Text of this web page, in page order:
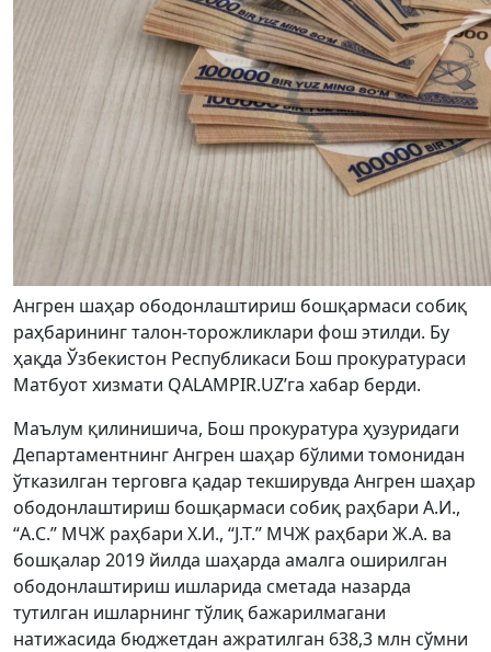
Ангрен шаҳар ободонлаштириш бошқармаси собиқ
раҳбарининг талон-торожликлари фош этилди. Бу
ҳақда Ўзбекистон Республикаси Бош прокуратураси
Матбуот хизмати QALAMPIR.UZ’га хабар берди.
Маълум қилинишича, Бош прокуратура ҳузуридаги
Департаментнинг Ангрен шаҳар бўлими томонидан
ўтказилган терговга қадар текширувда Ангрен шаҳар
ободонлаштириш бошқармаси собиқ раҳбари А.И.,
“A.С.” МЧЖ раҳбари Х.И., “J.T.” МЧЖ раҳбари Ж.А. ва
бошқалар 2019 йилда шаҳарда амалга оширилган
ободонлаштириш ишларида сметада назарда
тутилган ишларнинг тўлиқ бажарилмагани
натижасида бюджетдан ажратилган 638,3 млн сўмни